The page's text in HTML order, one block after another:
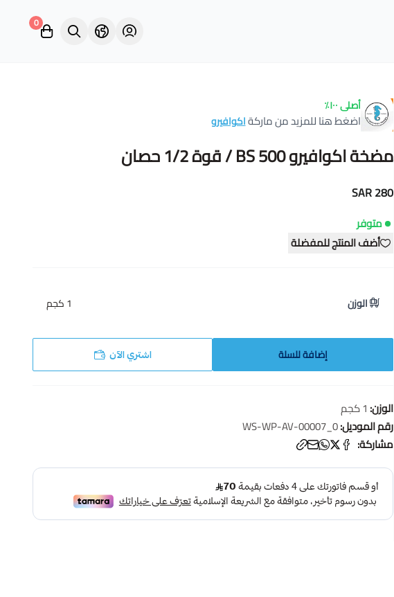
0
أصلى ١٠٠٪
اضغط هنا للمزيد من ماركةاكوافيرو
مضخة اكوافيرو BS 500 / قوة 1/2 حصان
280 SAR
متوفر
أضف المنتج للمفضلة
الوزن 1 كجم
إضافة للسلة اشتري الآن
الوزن: 1 كجم
رقم الموديل:WS-WP-AV-00007_0
مشاركة: